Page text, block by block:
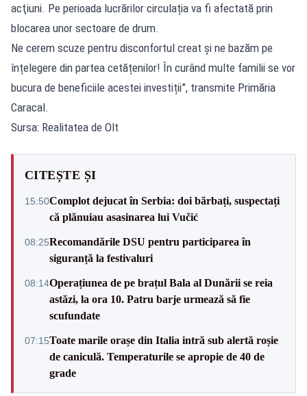
acţiuni. Pe perioada lucrărilor circulația va fi afectată prin
blocarea unor sectoare de drum.
Ne cerem scuze pentru disconfortul creat și ne bazăm pe
înțelegere din partea cetățenilor! În curând multe familii se vor
bucura de beneficiile acestei investiții”, transmite Primăria
Caracal.
Sursa: Realitatea de Olt
CITEȘTE ȘI
15:50Complot dejucat în Serbia: doi bărbați, suspectați
că plănuiau asasinarea lui Vučić
08:25Recomandările DSU pentru participarea în
siguranță la festivaluri
08:14Operațiunea de pe brațul Bala al Dunării se reia
astăzi, la ora 10. Patru barje urmează să fie
scufundate
07:15Toate marile orașe din Italia intră sub alertă roșie
de caniculă. Temperaturile se apropie de 40 de
grade